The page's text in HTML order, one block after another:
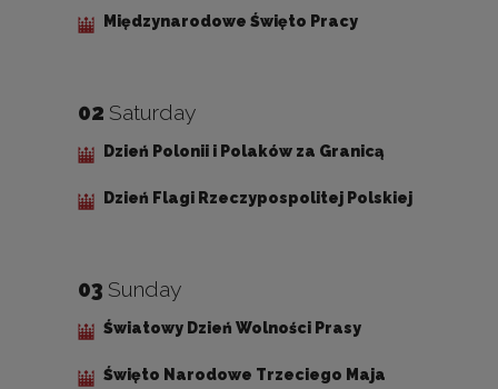
Międzynarodowe Święto Pracy
02 Saturday
Dzień Polonii i Polaków za Granicą
Dzień Flagi Rzeczypospolitej Polskiej
03 Sunday
Światowy Dzień Wolności Prasy
Święto Narodowe Trzeciego Maja